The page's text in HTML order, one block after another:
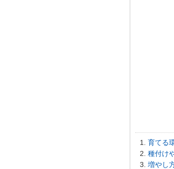
育てる
種付け
増やし